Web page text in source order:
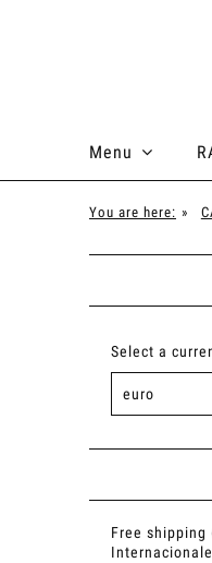
Menu
You are here: »
Select a
Free shipping